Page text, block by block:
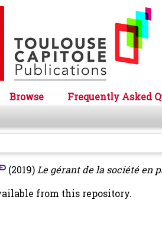
Browse Frequently Asked
(2019)Le gérant de la société en
from this repository.